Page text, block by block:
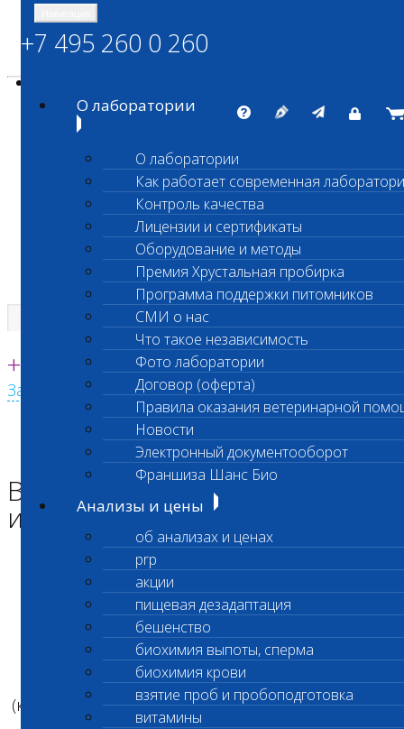
ШАНС БИО
Независимая ветеринарная лаборатория
Единая круглосуточная справочная
+7 495 260 0 260
Заказать звонок с сайта
+7 495 260 0 260
О лаборатории
О лаборатории
Как работает современная
Контроль качества
Лицензии и сертификаты
Оборудование и методы
Премия Хрустальная пробирка
Программа поддержки питомников
СМИ о нас
Что такое независимость
Фото лаборатории
Договор (оферта)
Правила оказания ветеринарной
Новости
Электронный документооборот
Франшиза Шанс Био
Анализы и цены
об анализах и ценах
prp
акции
пищевая дезадаптация
бешенство
биохимия выпоты, сперма
биохимия крови
взятие проб и пробоподготовка
витамины
Главная страница
Возобновлено выполнение исследований
Возобновлено выполнение
исследований
Уважаемые клиенты!
Возобновлен прием проб на Антитела к
вирусу бешенства
(код 049) в срочном режиме (7-8 рабочих дней)